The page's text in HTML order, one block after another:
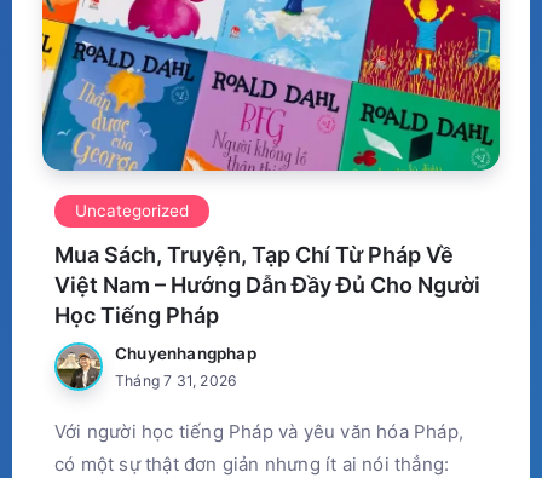
Uncategorized
Mua Sách, Truyện, Tạp Chí Từ Pháp Về
Việt Nam – Hướng Dẫn Đầy Đủ Cho Người
Học Tiếng Pháp
Chuyenhangphap
Tháng 7 31, 2026
Với người học tiếng Pháp và yêu văn hóa Pháp,
có một sự thật đơn giản nhưng ít ai nói thẳng: